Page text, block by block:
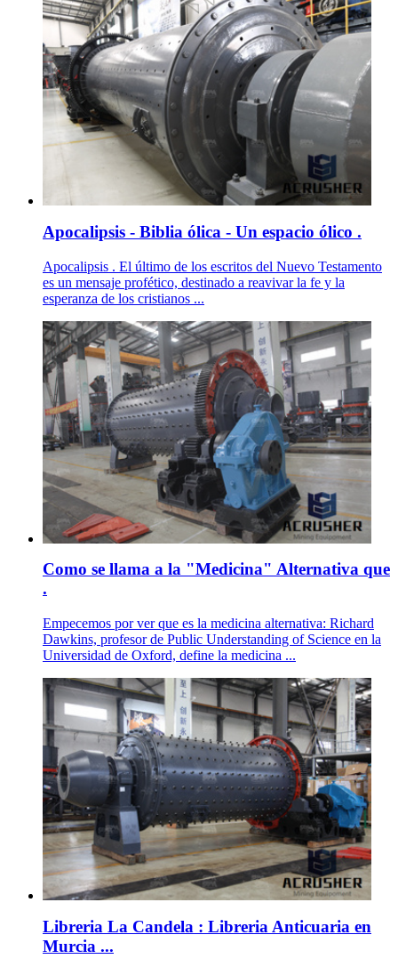
Apocalipsis - Biblia ólica - Un espacio ólico .
Apocalipsis . El último de los escritos del Nuevo Testamento
es un mensaje profético, destinado a reavivar la fe y la
esperanza de los cristianos ...
Como se llama a la "Medicina" Alternativa que
.
Empecemos por ver que es la medicina alternativa: Richard
Dawkins, profesor de Public Understanding of Science en la
Universidad de Oxford, define la medicina ...
Libreria La Candela : Libreria Anticuaria en
Murcia ...